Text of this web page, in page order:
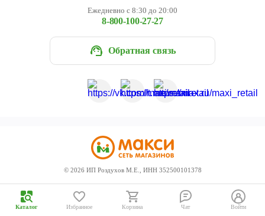
Ежедневно с 8:30 до 20:00
8-800-100-27-27
Обратная связь
© 2026 ИП Роздухов М.Е., ИНН 352500101378
Каталог Избранное Корзина Чат Войти